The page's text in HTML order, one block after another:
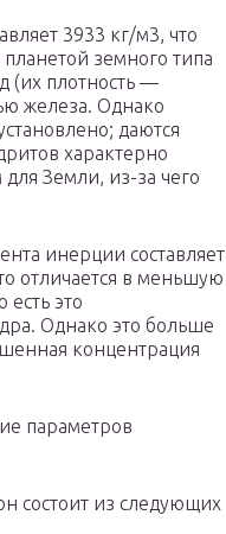
3933 кг/м3, что
планетой земного типа
(их плотность —
железа. Однако
даются
характерно
Земли, из-за чего
инерции составляет
отличается в меньшую
это
Однако это больше
концентрация
параметров
состоит из следующих